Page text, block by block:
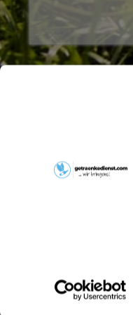
Haben Sie Fragen
oder schreiben Sie